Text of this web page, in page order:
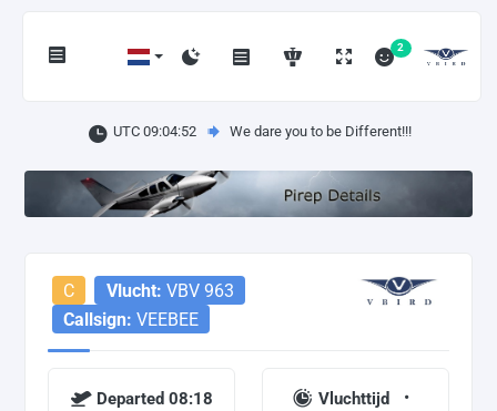
2
UTC 09:04:52 We dare you to be Different!!!
C Vlucht: VBV 963
Callsign: VEEBEE
Departed 08:18
Vluchttijd